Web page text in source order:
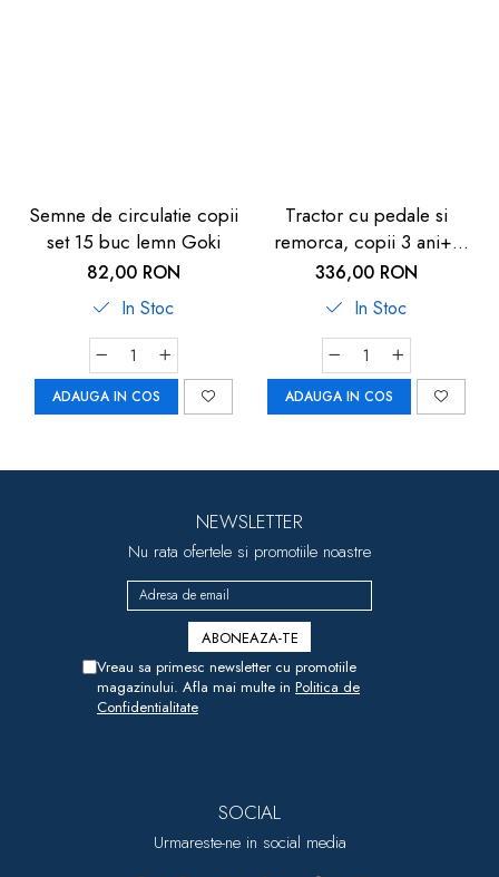
Semne de circulatie copii
set 15 buc lemn Goki
82,00 RON
In Stoc
ADAUGA IN COS
Tractor cu pedale si
remorca, copii 3 ani+,
rosu, Pilsan Active
336,00 RON
In Stoc
ADAUGA IN COS
NEWSLETTER
Nu rata ofertele si promotiile noastre
Vreau sa primesc newsletter cu promotiile
magazinului. Afla mai multe in Politica de
Confidentialitate
SOCIAL
Urmareste-ne in social media